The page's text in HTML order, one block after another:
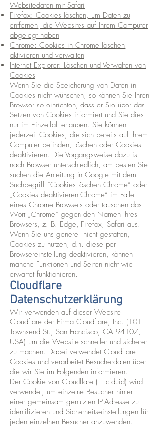
Websitedaten mit Safari
Firefox: Cookies löschen, um Daten zu
entfernen, die Websites auf Ihrem Computer
abgelegt haben
Chrome: Cookies in Chrome löschen,
aktivieren und verwalten
Internet Explorer: Löschen und Verwalten von
Cookies
Wenn Sie die Speicherung von Daten in
Cookies nicht wünschen, so können Sie Ihren
Browser so einrichten, dass er Sie über das
Setzen von Cookies informiert und Sie dies
nur im Einzelfall erlauben. Sie können
jederzeit Cookies, die sich bereits auf Ihrem
Computer befinden, löschen oder Cookies
deaktivieren. Die Vorgangsweise dazu ist
nach Browser unterschiedlich, am besten Sie
suchen die Anleitung in Google mit dem
Suchbegriff “Cookies löschen Chrome” oder
„Cookies deaktivieren Chrome“ im Falle
eines Chrome Browsers oder tauschen das
Wort „Chrome“ gegen den Namen Ihres
Browsers, z. B. Edge, Firefox, Safari aus.
Wenn Sie uns generell nicht gestatten,
Cookies zu nutzen, d.h. diese per
Browsereinstellung deaktivieren, können
manche Funktionen und Seiten nicht wie
erwartet funktionieren.
Cloudflare
Datenschutzerklärung
Wir verwenden auf dieser Website
Cloudflare der Firma Cloudflare, Inc. (101
Townsend St., San Francisco, CA 94107,
USA) um die Website schneller und sicherer
zu machen. Dabei verwendet Cloudflare
Cookies und verarbeitet Besucherdaten über
die wir Sie im Folgenden informieren.
Der Cookie von Cloudflare (__cfduid) wird
verwendet, um einzelne Besucher hinter
einer gemeinsam genutzten IP-Adresse zu
identifizieren und Sicherheitseinstellungen für
jeden einzelnen Besucher anzuwenden.